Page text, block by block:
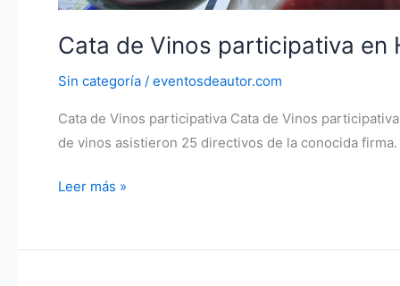
Cata de Vinos participativa en
Sin categoría / eventosdeautor.com
Cata de Vinos participativa Cata de Vinos
de vinos asistieron 25 directivos de la conocida
Cata
Leer más »